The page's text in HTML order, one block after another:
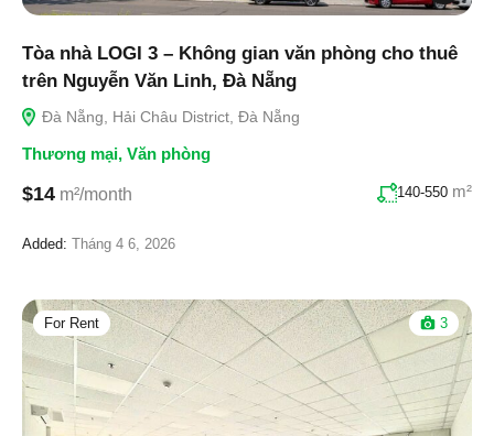
Tòa nhà LOGI 3 – Không gian văn phòng cho thuê
trên Nguyễn Văn Linh, Đà Nẵng
Đà Nẵng, Hải Châu District, Đà Nẵng
Thương mại, Văn phòng
$14 m²/month 140-550 m²
Added: Tháng 4 6, 2026
For Rent 3